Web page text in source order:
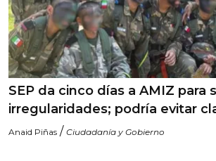
SEP da cinco días a AMIZ para
irregularidades; podría evitar
Anaid Piñas / Ciudadanía y Gobierno